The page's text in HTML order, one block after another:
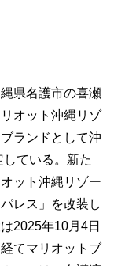
県名護市の喜瀬
オット沖縄リゾ
ランドとして沖
ている。新た
ット沖縄リゾー
レス」を改装し
2025年10月4日
てマリオットブ